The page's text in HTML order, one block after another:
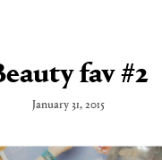
fav #2
January 31, 2015